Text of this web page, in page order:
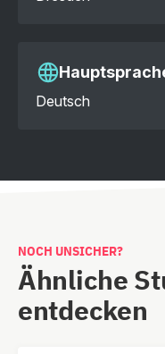
Deutsch
NOCH UNSICHER?
Ähnliche
entdecken